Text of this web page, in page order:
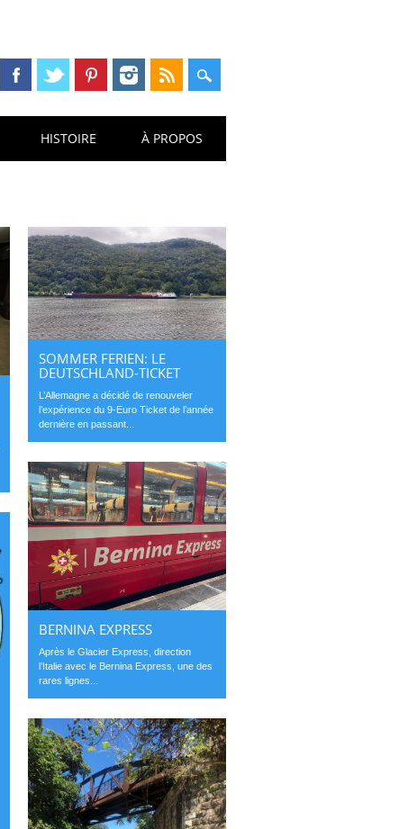
HISTOIRE À PROPOS
SOMMER FERIEN: LE
DEUTSCHLAND-TICKET
L’Allemagne a décidé de renouveler
l’expérience du 9-Euro Ticket de l’année
dernière en passant...
BERNINA EXPRESS
Après le Glacier Express, direction
l’Italie avec le Bernina Express, une des
rares lignes...